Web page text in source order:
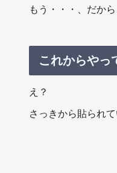
もう・・・、だか
これからやっ
え？
さっきから貼られ